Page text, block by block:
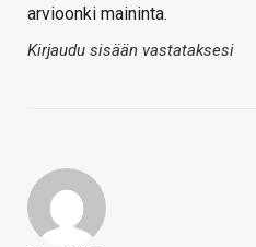
arvioonki maininta.
Kirjaudu sisään vastataksesi